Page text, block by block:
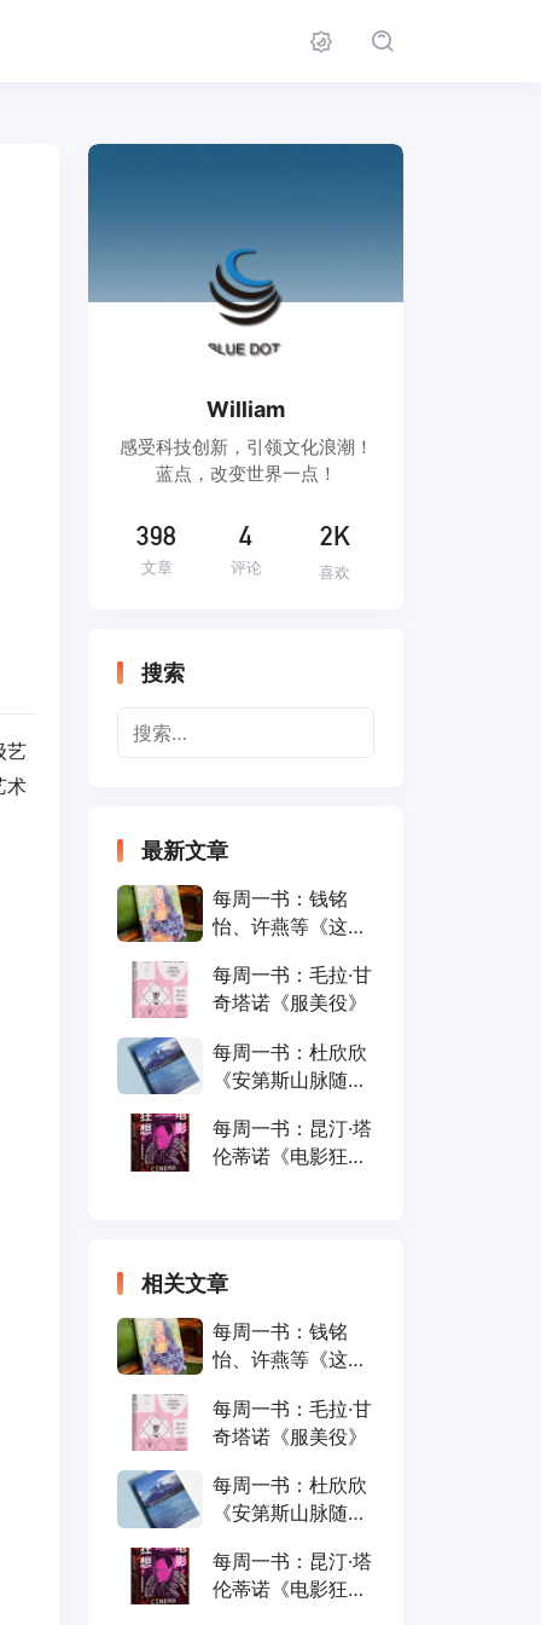
艺
术
William
感受科技创新，引领文化浪潮！
蓝点，改变世界一点！
398
文章
4
评论
2K
喜欢
搜索
最新文章
每周一书：钱铭
怡、许燕等《这就
每周一书：毛拉·甘
奇塔诺《服美役》
每周一书：杜欣欣
《安第斯山脉随
每周一书：昆汀·塔
伦蒂诺《电影狂
相关文章
每周一书：钱铭
怡、许燕等《这就
每周一书：毛拉·甘
奇塔诺《服美役》
每周一书：杜欣欣
《安第斯山脉随
每周一书：昆汀·塔
伦蒂诺《电影狂